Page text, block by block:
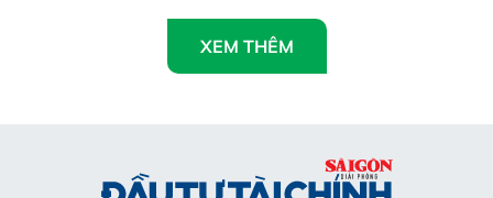
XEM THÊM